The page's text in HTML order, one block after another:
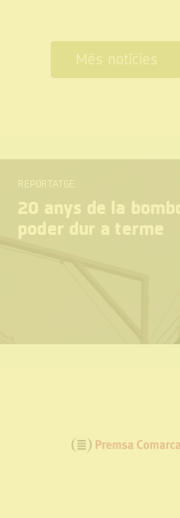
Més notícies
REPORTATGE
20 anys de la
poder dur a terme